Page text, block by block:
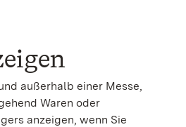
außerhalb einer Messe,
Waren oder
anzeigen, wenn Sie